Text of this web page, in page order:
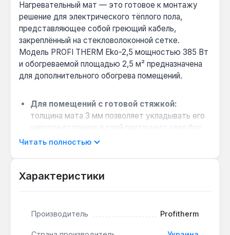
Нагревательный мат — это готовое к монтажу
решение для электрического тёплого пола,
представляющее собой греющий кабель,
закреплённый на стекловолоконной сетке.
Модель PROFI THERM Eko-2,5 мощностью 385 Вт
и обогреваемой площадью 2,5 м² предназначена
для дополнительного обогрева помещений.
Для помещений с готовой стяжкой:
толщина мата 3 мм позволяет укладывать его
непосредственно в слой плиточного клея без
поднятия уровня пола — подходит для ванных,
если нужен быстрый монтаж без заливки
Совместимость с покрытиями: работает
Читать полностью
Характеристики
Производитель Profitherm